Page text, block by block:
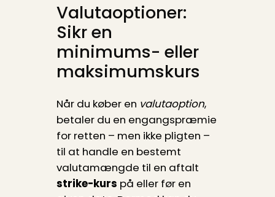
Valutaoptioner:
Sikr en
minimums- eller
maksimumskurs
Når du køber en valutaoption,
betaler du en engangspræmie
for retten – men ikke pligten –
til at handle en bestemt
valutamængde til en aftalt
strike-kurs på eller før en